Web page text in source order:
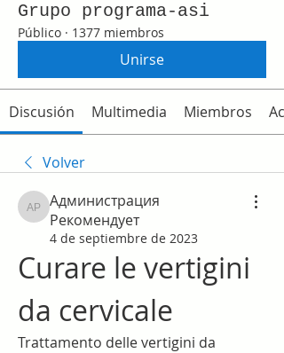
Grupo programa-asi
Público · 1377 miembros
Unirse
Discusión Multimedia Miembros
Volver
Администрация Рекомендует
Администрация
Рекомендует
4 de septiembre de 2023
Curare le vertigini
da cervicale
Trattamento delle vertigini da